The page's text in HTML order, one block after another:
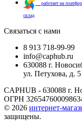
работает на
склад
Связаться с нами
8 913 718-99-99
info@caphub.ru
630088 г.
ул. Петухова, д.
CAPHUB - 630088 г.
ОГРН
© 2026 интернет-
защищены.